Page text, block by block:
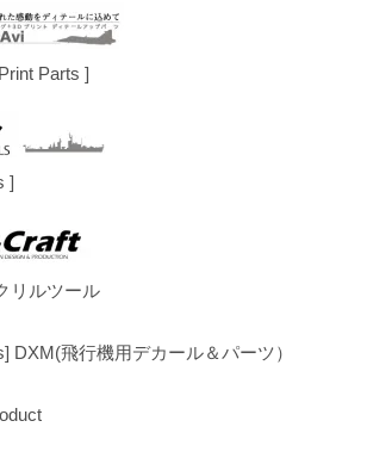
Parts ]
]
リルツール
DXM(飛行機用デカール＆パーツ）